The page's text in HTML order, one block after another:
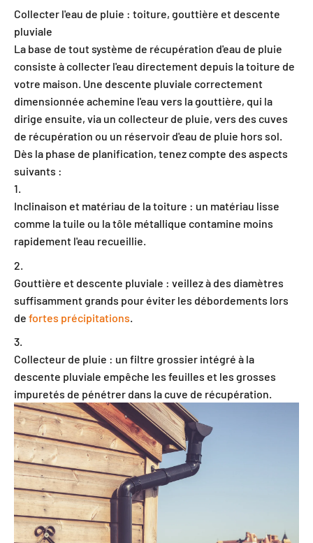
Collecter l'eau de pluie : toiture, gouttière et descente
pluviale
La base de tout système de récupération d'eau de pluie
consiste à collecter l'eau directement depuis la toiture de
votre maison. Une descente pluviale correctement
dimensionnée achemine l'eau vers la gouttière, qui la
dirige ensuite, via un collecteur de pluie, vers des cuves
de récupération ou un réservoir d'eau de pluie hors sol.
Dès la phase de planification, tenez compte des aspects
suivants :
Inclinaison et matériau de la toiture : un matériau lisse
comme la tuile ou la tôle métallique contamine moins
rapidement l'eau recueillie.
Gouttière et descente pluviale : veillez à des diamètres
suffisamment grands pour éviter les débordements lors
de fortes précipitations
Collecteur de pluie : un filtre grossier intégré à la
descente pluviale empêche les feuilles et les grosses
impuretés de pénétrer dans la cuve de récupération.